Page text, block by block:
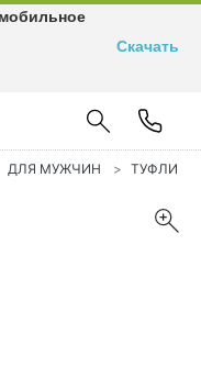
ДЛЯ МУЖЧИН ТУФЛИ
Скачать